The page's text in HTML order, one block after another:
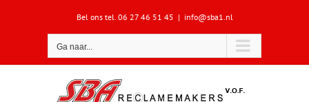
Bel ons tel. 06 27 46 51 45 | info@sba1.nl
Ga naar...